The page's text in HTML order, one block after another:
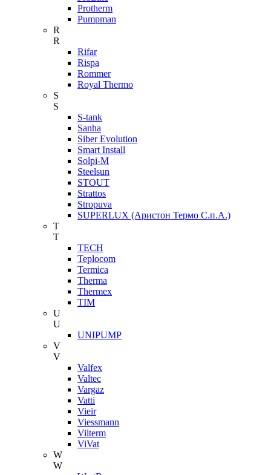
Protherm
Pumpman
R
R
Rifar
Rispa
Rommer
Royal Thermo
S
S
S-tank
Sanha
Siber Evolution
Smart Install
Solpi-M
Steelsun
STOUT
Strattos
Stropuva
SUPERLUX (Аристон Термо С.п.А.)
T
T
TECH
Teplocom
Termica
Therma
Thermex
TIM
U
U
UNIPUMP
V
V
Valfex
Valtec
Vargaz
Vatti
Vieir
Viessmann
Vilterm
ViVat
W
W